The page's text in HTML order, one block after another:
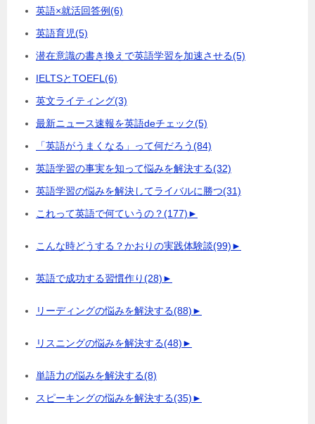
英語×就活回答例(6)
英語育児(5)
潜在意識の書き換えで英語学習を加速させる(5)
IELTSとTOEFL (6)
英文ライティング(3)
最新ニュース速報を英語deチェック(5)
「英語がうまくなる」って何だろう(84)
英語学習の事実を知って悩みを解決する(32)
英語学習の悩みを解決してライバルに勝つ(31)
これって英語で何ていうの？(177)►
こんな時どうする？かおりの実践体験談(99)►
英語で成功する習慣作り(28)►
リーディングの悩みを解決する(88)►
リスニングの悩みを解決する(48)►
単語力の悩みを解決する(8)
スピーキングの悩みを解決する(35)►